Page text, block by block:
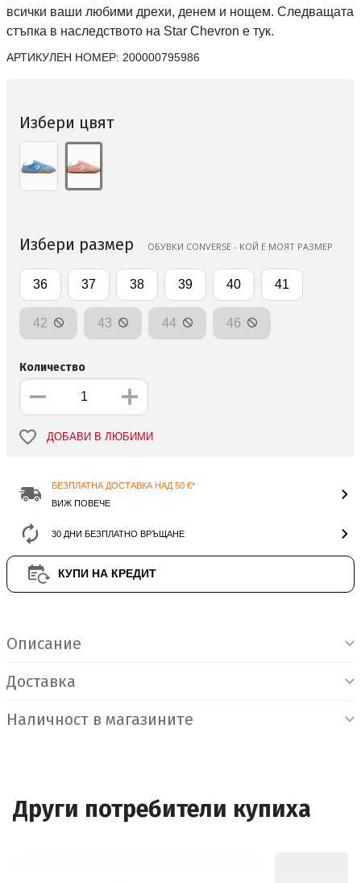
всички ваши любими дрехи, денем и нощем. Следващата
стъпка в наследството на Star Chevron е тук.
АРТИКУЛЕН НОМЕР: 200000795986
Избери цвят
Избери размер ОБУВКИ CONVERSE - КОЙ Е МОЯТ РАЗМЕР
36 37 38 39 40 41
42 43 44 46
Количество
ДОБАВИ В ЛЮБИМИ
БЕЗПЛАТНА ДОСТАВКА НАД 50 €*
ВИЖ ПОВЕЧЕ
30 ДНИ БЕЗПЛАТНО ВРЪЩАНЕ
КУПИ НА КРЕДИТ
Описание
Доставка
Наличност в магазините
Други потребители купиха